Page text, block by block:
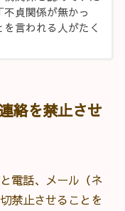
貞関係が無かっ
言われる人がたく
絡を禁止させ
電話、メール（ネ
禁止させることを